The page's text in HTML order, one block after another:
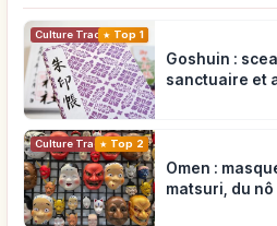
Culture Traditionnelle
Top 1
Goshuin :
sanctuaire et
Culture Traditionnelle
Top 2
Omen :
matsuri, du